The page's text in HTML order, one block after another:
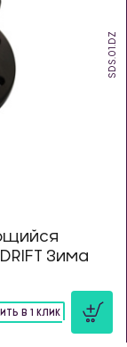
SDS.01.DZ
Зима
В 1 КЛИК